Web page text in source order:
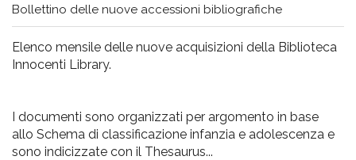
Bollettino delle nuove accessioni bibliografiche
Elenco mensile delle nuove acquisizioni della Biblioteca
Innocenti Library.
I documenti sono organizzati per argomento in base
allo Schema di classificazione infanzia e adolescenza e
sono indicizzate con il Thesaurus...